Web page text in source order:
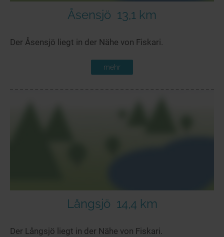
Åsensjö 13,1 km
Der Åsensjö liegt in der Nähe von Fiskari.
mehr
Långsjö 14,4 km
Der Långsjö liegt in der Nähe von Fiskari.